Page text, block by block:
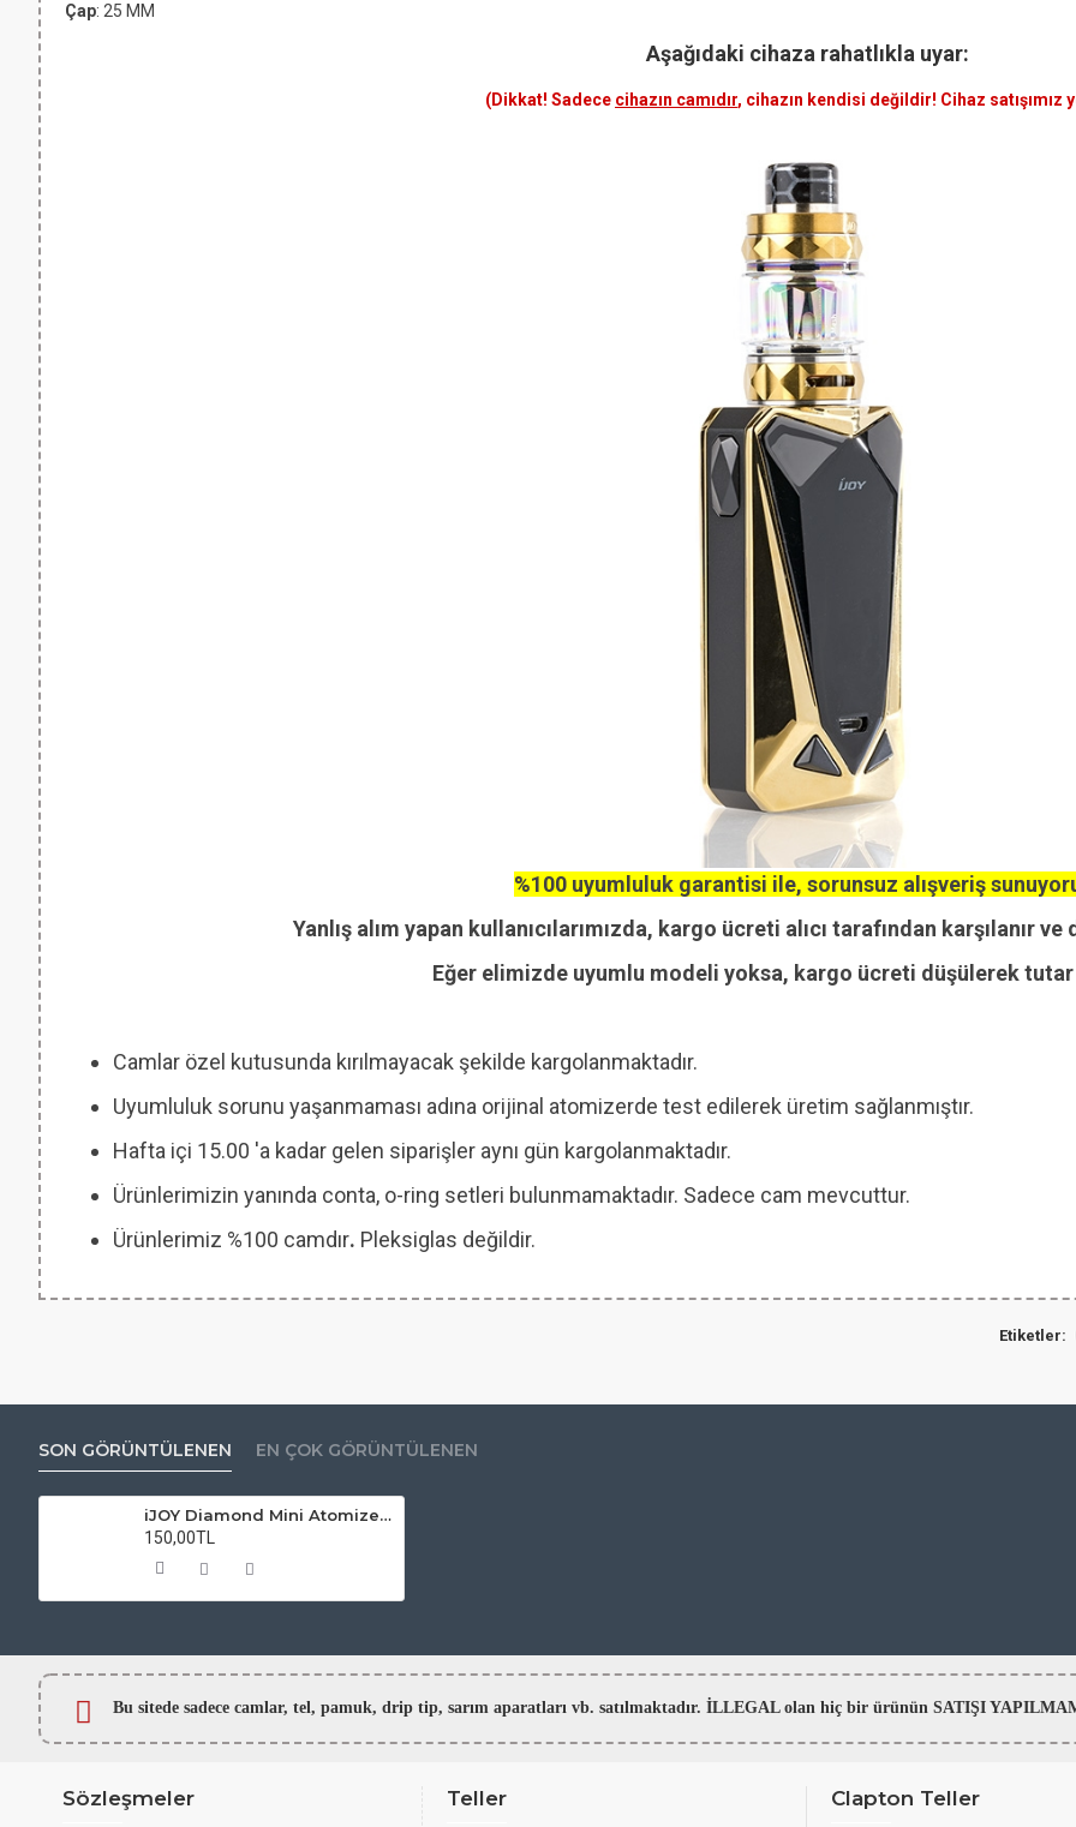
Çap: 25 MM
Aşağıdaki cihaza rahatlıkla uyar:
(Dikkat! Sadece cihazın camıdır, cihazın kendisi değildir! Cihaz satışımız
%100 uyumluluk garantisi ile, sorunsuz alışveriş
Yanlış alım yapan kullanıcılarımızda, kargo ücreti alıcı tarafından karşılanır
Eğer elimizde uyumlu modeli yoksa, kargo ücreti düşülerek
Camlar özel kutusunda kırılmayacak şekilde kargolanmaktadır.
Uyumluluk sorunu yaşanmaması adına orijinal atomizerde test edilerek üretim sağlanmıştır.
Hafta içi 15.00 'a kadar gelen siparişler aynı gün kargolanmaktadır.
Ürünlerimizin yanında conta, o-ring setleri bulunmamaktadır. Sadece cam mevcuttur.
Ürünlerimiz %100 camdır. Pleksiglas değildir.
Etiketler:
SON GÖRÜNTÜLENEN EN ÇOK GÖRÜNTÜLENEN
iJOY Diamond Mini Atomizer Camı
150,00TL
Bu sitede sadece camlar, tel, pamuk, drip tip, sarım aparatları vb. satılmaktadır. İLLEGAL olan hiç bir ürünün SATIŞI
Sözleşmeler Teller Clapton Teller